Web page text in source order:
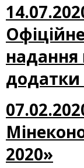
надання
додатки
2020»